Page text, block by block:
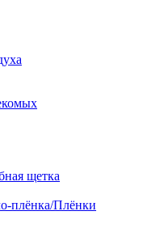
щетка
плёнка/Плёнки